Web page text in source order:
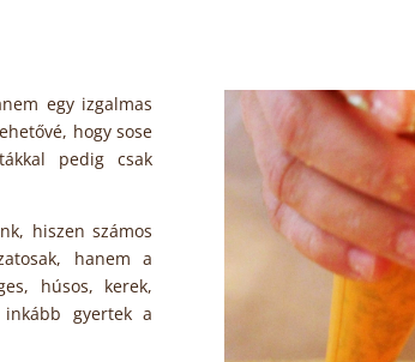
egy izgalmas
hogy sose
pedig csak
hiszen számos
hanem a
húsos, kerek,
gyertek a